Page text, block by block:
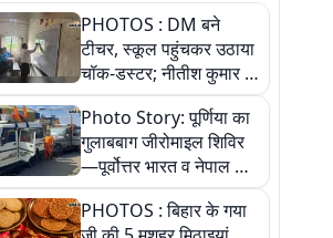
PHOTOS : DM बने
टीचर, स्कूल पहुंचकर उठाया
चॉक-डस्टर; नीतीश कुमार के
इस चहेते अधिकारी को
जानिए
Photo Story: पूर्णिया का
गुलाबबाग जीरोमाइल शिविर
—पूर्वोत्तर भारत व नेपाल के
कांवरियों का प्रमुख सेवा धाम
PHOTOS : बिहार के गया